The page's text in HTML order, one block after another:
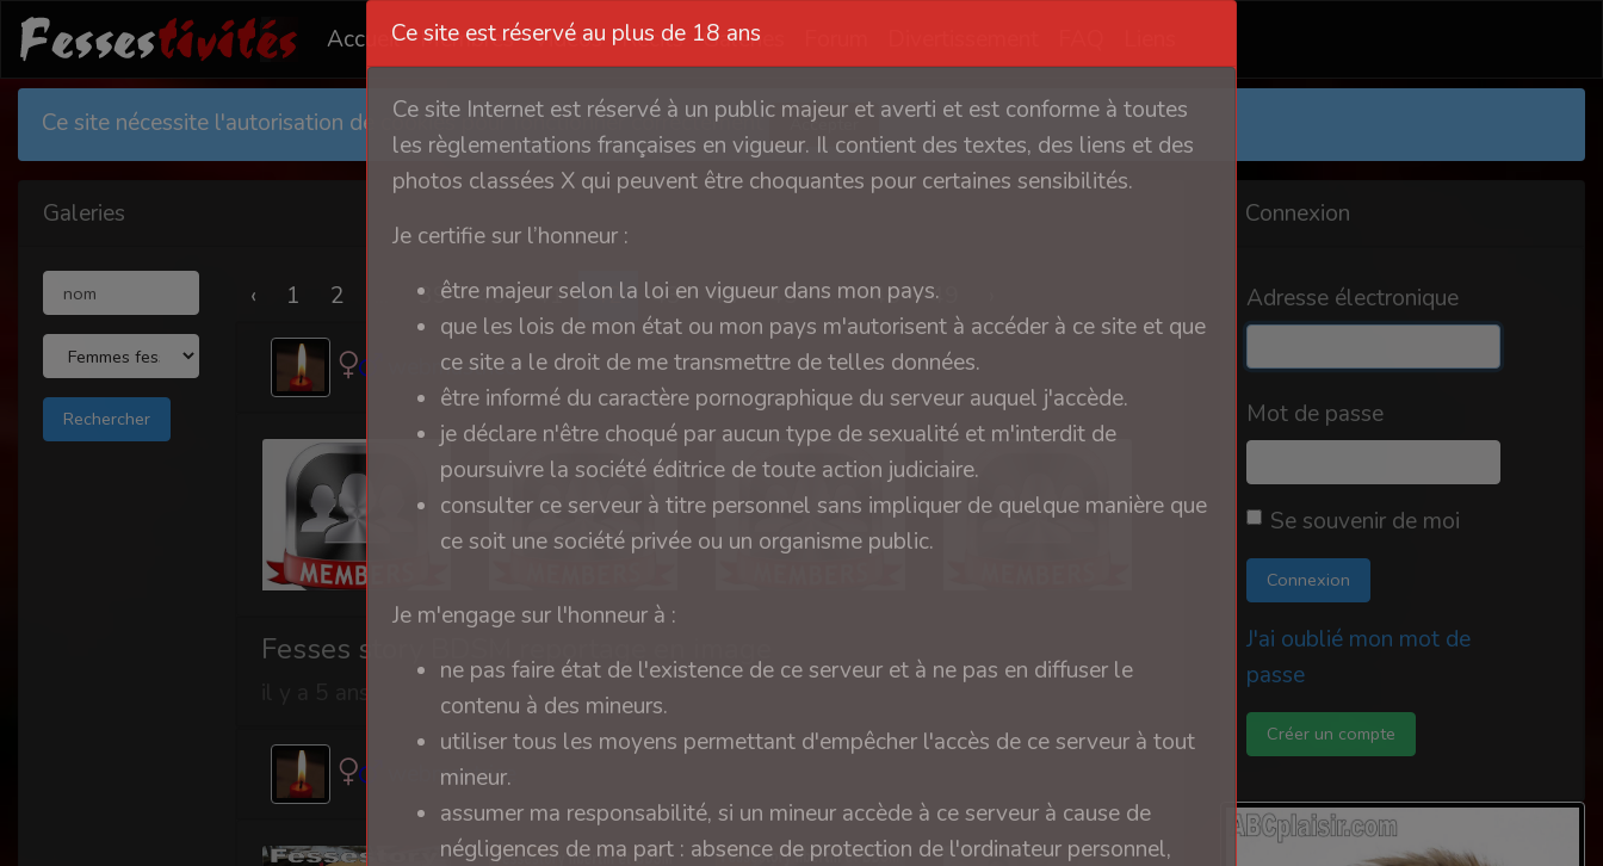
Accueil Membres Vidéos Récits Galeries
Ce site nécessite l'autorisation de cookies pour fonctionner correctement Accepter
Galeries
‹ 1 2 39 40 41 42 43 44 45 ... 48 49
webmastrice
Fesses story BDSM reportage en image
webmastrice
Connexion
Adresse électronique
Mot de passe
Se souvenir de moi
Connexion
J'ai oublié mon mot de
passe
Créer un compte
Ce site est réservé au plus de 18 ans
Ce site Internet est réservé à un public majeur et averti et est conforme à toutes
les règlementations françaises en vigueur. Il contient des textes, des liens et des
photos classées X qui peuvent être choquantes pour certaines sensibilités.
Je certifie sur l’honneur :
être majeur selon la loi en vigueur dans mon pays.
que les lois de mon état ou mon pays m'autorisent à accéder à ce site et que
ce site a le droit de me transmettre de telles données.
être informé du caractère pornographique du serveur auquel j'accède.
je déclare n'être choqué par aucun type de sexualité et m'interdit de
poursuivre la société éditrice de toute action judiciaire.
consulter ce serveur à titre personnel sans impliquer de quelque manière que
ce soit une société privée ou un organisme public.
Je m'engage sur l'honneur à :
ne pas faire état de l'existence de ce serveur et à ne pas en diffuser le
contenu à des mineurs.
utiliser tous les moyens permettant d'empêcher l'accès de ce serveur à tout
mineur.
assumer ma responsabilité, si un mineur accède à ce serveur à cause de
négligences de ma part : absence de protection de l'ordinateur personnel,